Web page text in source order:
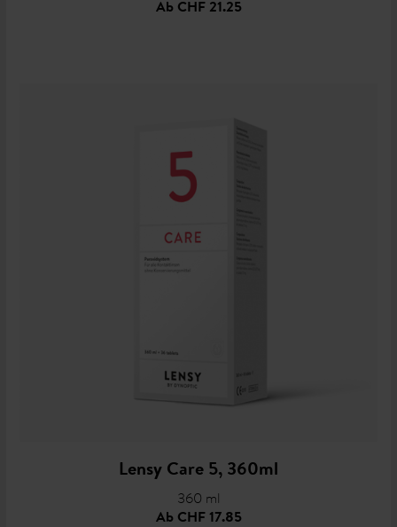
AbCHF 21.25
Lensy Care 5, 360ml
360 ml
AbCHF 17.85